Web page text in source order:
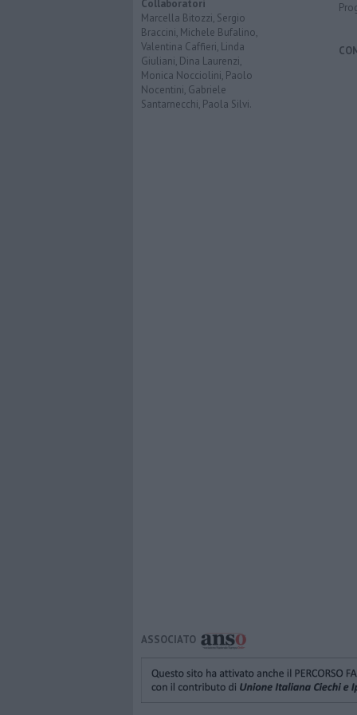
Collaboratori
Marcella Bitozzi, Sergio
Braccini, Michele Bufalino,
Valentina Caffieri, Linda
Giuliani, Dina Laurenzi,
Monica Nocciolini, Paolo
Nocentini, Gabriele
Santarnecchi, Paola Silvi.
ASSOCIATO